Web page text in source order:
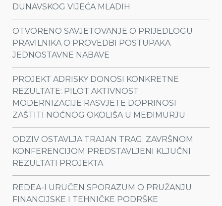
DUNAVSKOG VIJEĆA MLADIH
OTVORENO SAVJETOVANJE O PRIJEDLOGU
PRAVILNIKA O PROVEDBI POSTUPAKA
JEDNOSTAVNE NABAVE
PROJEKT ADRISKY DONOSI KONKRETNE
REZULTATE: PILOT AKTIVNOST
MODERNIZACIJE RASVJETE DOPRINOSI
ZAŠTITI NOĆNOG OKOLIŠA U MEĐIMURJU
ODZIV OSTAVLJA TRAJAN TRAG: ZAVRŠNOM
KONFERENCIJOM PREDSTAVLJENI KLJUČNI
REZULTATI PROJEKTA
REDEA-I URUČEN SPORAZUM O PRUŽANJU
FINANCIJSKE I TEHNIČKE PODRŠKE